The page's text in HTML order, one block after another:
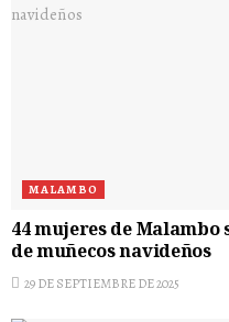
MALAMBO
44 mujeres de
de muñecos navideños
29 DE SEPTIEMBRE DE 2025